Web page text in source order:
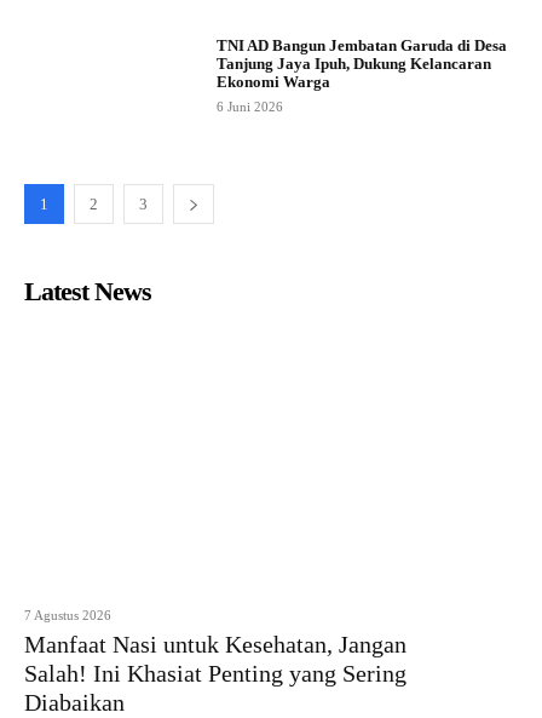
TNI AD Bangun Jembatan Garuda di Desa
Tanjung Jaya Ipuh, Dukung Kelancaran
Ekonomi Warga
6 Juni 2026
1 2 3
Latest News
7 Agustus 2026
Manfaat Nasi untuk Kesehatan, Jangan
Salah! Ini Khasiat Penting yang Sering
Diabaikan